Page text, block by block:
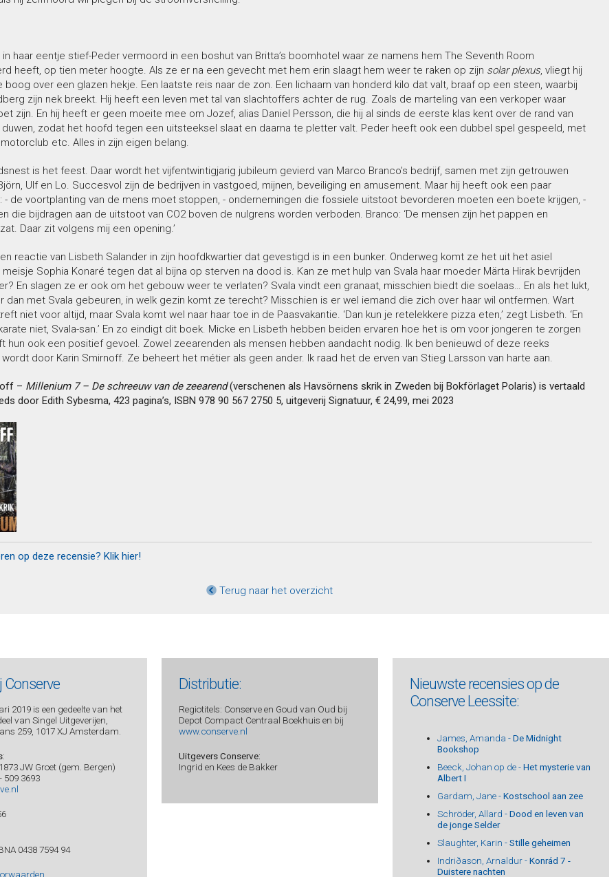
haar eentje stief-Peder vermoord in een boshut van Britta’s boomhotel waar ze namens hem The Seventh Room
heeft, op tien meter hoogte. Als ze er na een gevecht met hem erin slaagt hem weer te raken op zijn solar plexus, vliegt hij
boog over een glazen hekje. Een laatste reis naar de zon. Een lichaam van honderd kilo dat valt, braaf op een steen, waarbij
zijn nek breekt. Hij heeft een leven met tal van slachtoffers achter de rug. Zoals de marteling van een verkoper waar
zijn. En hij heeft er geen moeite mee om Jozef, alias Daniel Persson, die hij al sinds de eerste klas kent over de rand van
zodat het hoofd tegen een uitsteeksel slaat en daarna te pletter valt. Peder heeft ook een dubbel spel gespeeld, met
etc. Alles in zijn eigen belang.
is het feest. Daar wordt het vijfentwintigjarig jubileum gevierd van Marco Branco’s bedrijf, samen met zijn getrouwen
Ulf en Lo. Succesvol zijn de bedrijven in vastgoed, mijnen, beveiliging en amusement. Maar hij heeft ook een paar
- de voortplanting van de mens moet stoppen, - ondernemingen die fossiele uitstoot bevorderen moeten een boete krijgen, -
die bijdragen aan de uitstoot van CO2 boven de nulgrens worden verboden. Branco: ‘De mensen zijn het pappen en
Daar zit volgens mij een opening.’
reactie van Lisbeth Salander in zijn hoofdkwartier dat gevestigd is in een bunker. Onderweg komt ze het uit het asiel
Sophia Konaré tegen dat al bijna op sterven na dood is. Kan ze met hulp van Svala haar moeder Märta Hirak bevrijden
En slagen ze er ook om het gebouw weer te verlaten? Svala vindt een granaat, misschien biedt die soelaas… En als het lukt,
dan met Svala gebeuren, in welk gezin komt ze terecht? Misschien is er wel iemand die zich over haar wil ontfermen. Wart
niet voor altijd, maar Svala komt wel naar haar toe in de Paasvakantie. ‘Dan kun je retelekkere pizza eten,’ zegt Lisbeth. ‘En
niet, Svala-san.’ En zo eindigt dit boek. Micke en Lisbeth hebben beiden ervaren hoe het is om voor jongeren te zorgen
hun ook een positief gevoel. Zowel zeearenden als mensen hebben aandacht nodig. Ik ben benieuwd of deze reeks
door Karin Smirnoff. Ze beheert het métier als geen ander. Ik raad het de erven van Stieg Larsson van harte aan.
– Millenium 7 – De schreeuw van de zeearend(verschenen als Havsörnens skrik in Zweden bij Bokförlaget Polaris) is vertaald
door Edith Sybesma, 423 pagina’s, ISBN 978 90 567 2750 5, uitgeverij Signatuur, € 24,99, mei 2023
op deze recensie? Klik hier!
Terug naar het overzicht
Conserve
2019 is een gedeelte van het
van Singel Uitgeverijen,
259, 1017 XJ Amsterdam.
:
JW Groet (gem. Bergen)
509 3693
0438 7594 94
Distributie:
Regiotitels: Conserve en Goud van Oud bij
Depot Compact Centraal Boekhuis en bij
www.conserve.nl
Uitgevers Conserve:
Ingrid en Kees de Bakker
Nieuwste recensies op de
Conserve Leessite:
James, Amanda -De Midnight
Bookshop
Beeck, Johan op de -Het mysterie van
Albert I
Gardam, Jane -Kostschool aan zee
Schröder, Allard -Dood en leven van
de jonge Selder
Slaughter, Karin -Stille geheimen
Indriðason, Arnaldur -Konrád 7 -
Duistere nachten